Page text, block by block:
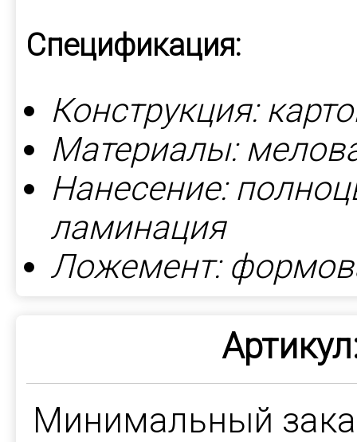
Спецификация:
Конструкция:
Материалы:
Нанесение:
ламинация
Ложемент:
Минимальный